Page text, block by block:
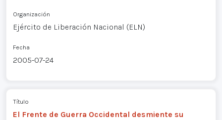
Organización
Ejército de Liberación Nacional (ELN)
Fecha
2005-07-24
Título
El Frente de Guerra Occidental desmiente su